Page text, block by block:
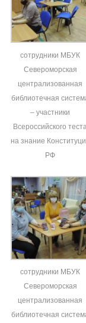
сотрудники МБУК
Североморская
централизованная
библиотечная
– участники
Всероссийского теста
на знание
РФ
сотрудники МБУК
Североморская
централизованная
библиотечная